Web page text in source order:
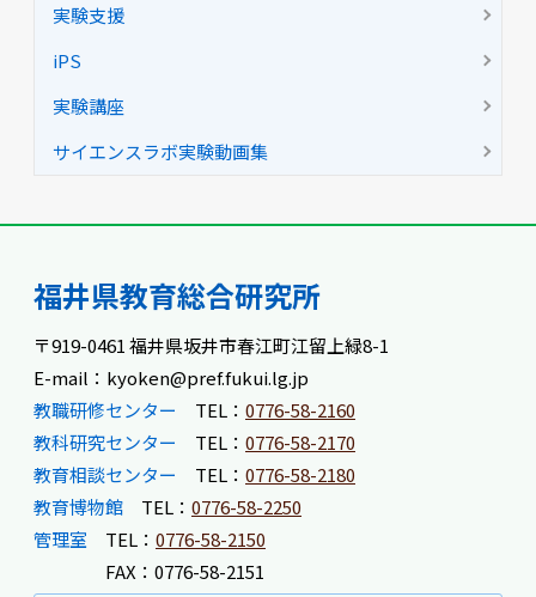
実験支援
iPS
実験講座
サイエンスラボ実験動画集
福井県教育総合研究所
〒919-0461 福井県坂井市春江町江留上緑8-1
E-mail：kyoken@pref.fukui.lg.jp
教職研修センター
TEL： 0776-58-2160
教科研究センター
TEL： 0776-58-2170
教育相談センター
TEL： 0776-58-2180
教育博物館
TEL： 0776-58-2250
管理室
TEL： 0776-58-2150
FAX：0776-58-2151